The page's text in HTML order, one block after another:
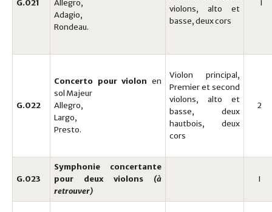
G.021
Allegro,
Adagio,
Rondeau.
violons, alto et
basse, deux cors
I
G.022
Concerto pour violon en
sol Majeur
Allegro,
Largo,
Presto.
Violon principal,
Premier et second
violons, alto et
basse, deux
hautbois, deux
cors
2
G.023
Symphonie concertante
pour deux violons
(à
retrouver)
I